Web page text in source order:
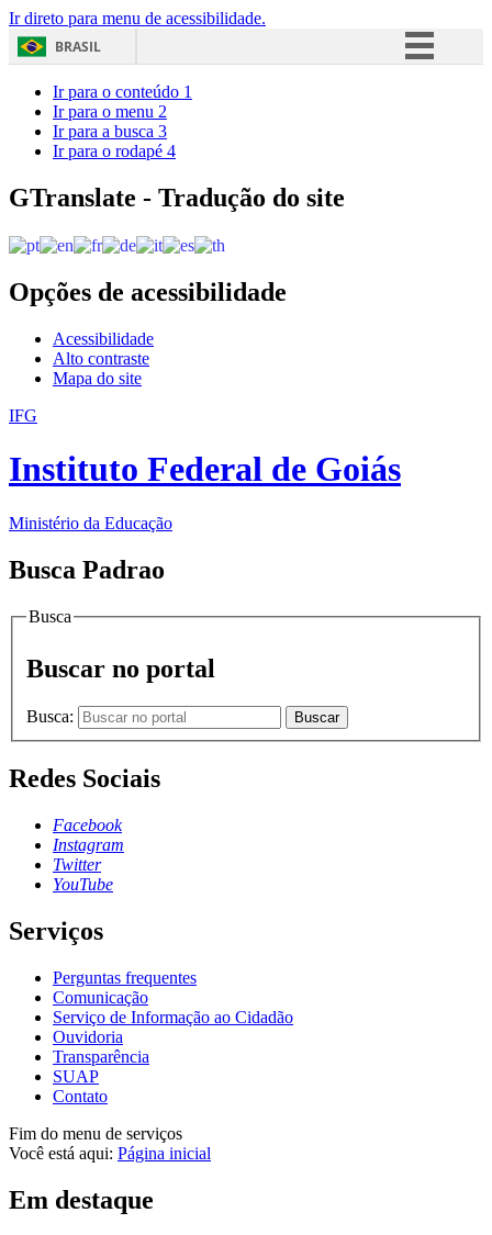
Ir direto para menu de acessibilidade.
BRASIL
Acesso à informação
Ir para o conteúdo 1
Ir para o menu 2
Ir para a busca 3
Ir para o rodapé 4
GTranslate - Tradução do site
Opções de acessibilidade
Acessibilidade
Alto contraste
Mapa do site
IFG
Instituto Federal de Goiás
Ministério da Educação
Busca Padrao
Busca
Buscar no portal
Busca: Buscar
Redes Sociais
Facebook
Instagram
Twitter
YouTube
Serviços
Perguntas frequentes
Comunicação
Serviço de Informação ao Cidadão
Ouvidoria
Transparência
SUAP
Contato
Fim do menu de serviços
Você está aqui: Página inicial
Em destaque